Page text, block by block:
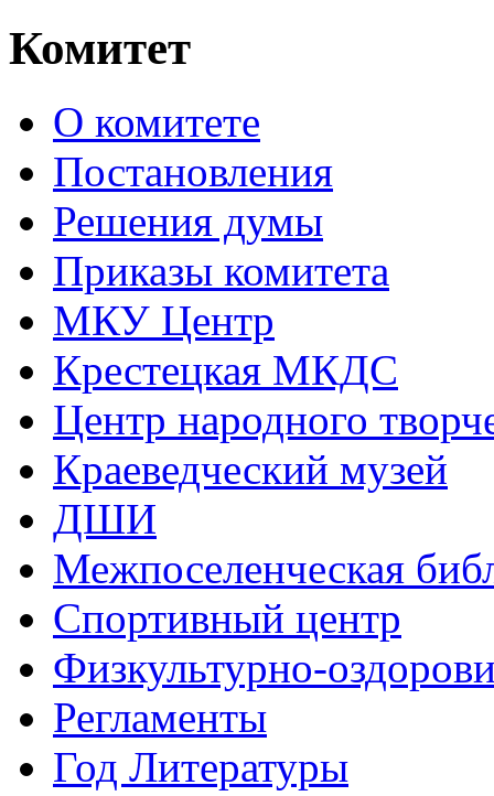
Комитет
О комитете
Постановления
Решения думы
Приказы комитета
МКУ Центр
Крестецкая МКДС
Центр народного
Краеведческий музей
ДШИ
Межпоселенческая
Спортивный центр
Физкультурно-
Регламенты
Год Литературы